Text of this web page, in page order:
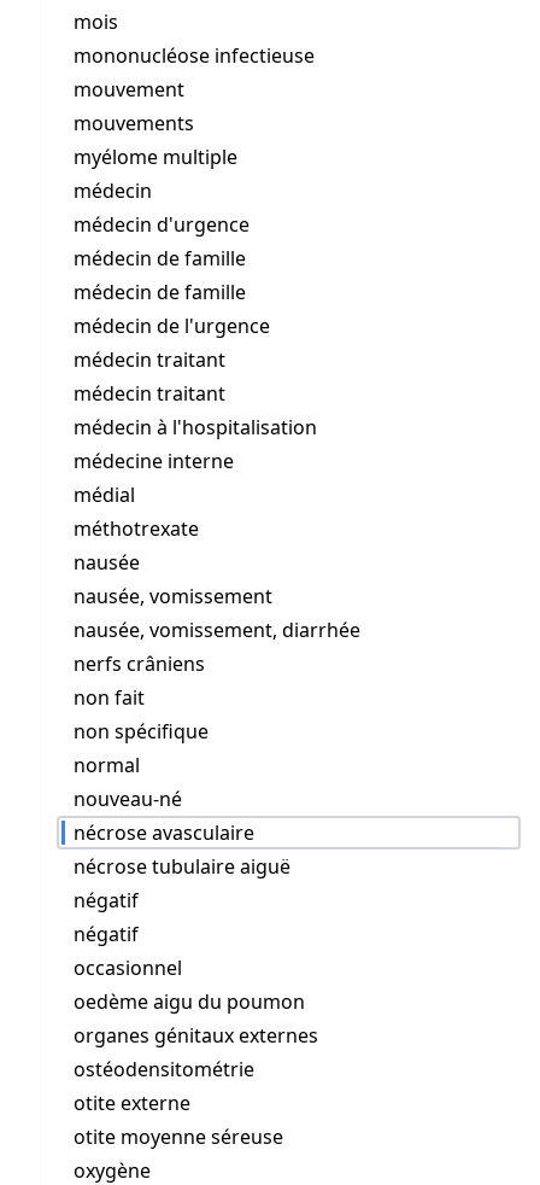
mois
mononucléose infectieuse
mouvement
mouvements
myélome multiple
médecin
médecin d'urgence
médecin de famille
médecin de famille
médecin de l'urgence
médecin traitant
médecin traitant
médecin à l'hospitalisation
médecine interne
médial
méthotrexate
nausée
nausée, vomissement
nausée, vomissement, diarrhée
nerfs crâniens
non fait
non spécifique
normal
nouveau-né
nécrose avasculaire
nécrose tubulaire aiguë
négatif
négatif
occasionnel
oedème aigu du poumon
organes génitaux externes
ostéodensitométrie
otite externe
otite moyenne séreuse
oxygène